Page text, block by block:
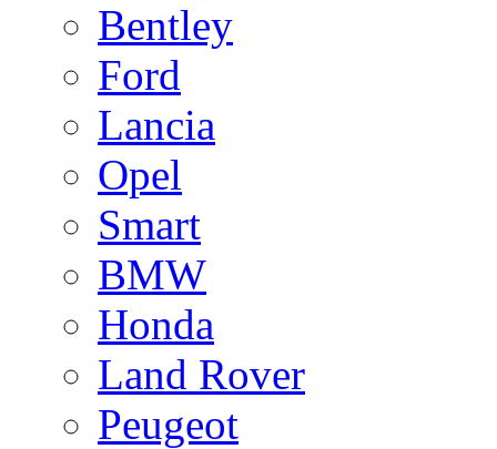
Bentley
Ford
Lancia
Opel
Smart
BMW
Honda
Land Rover
Peugeot